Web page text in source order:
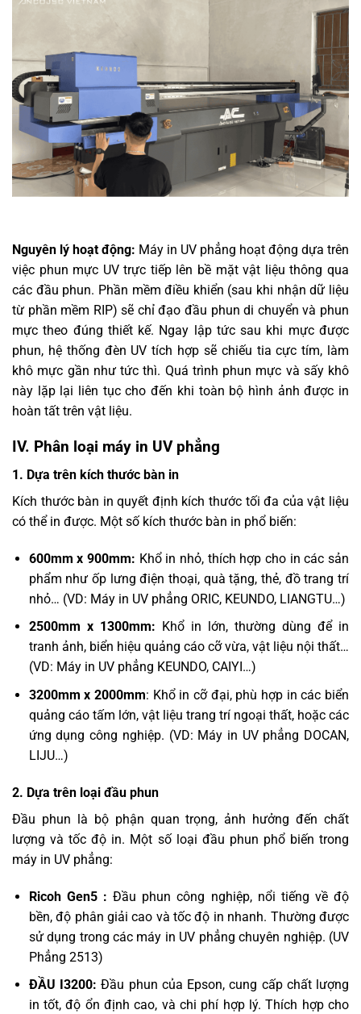
Nguyên lý hoạt động: Máy in UV phẳng hoạt động dựa trên
việc phun mực UV trực tiếp lên bề mặt vật liệu thông qua
các đầu phun. Phần mềm điều khiển (sau khi nhận dữ liệu
từ phần mềm RIP) sẽ chỉ đạo đầu phun di chuyển và phun
mực theo đúng thiết kế. Ngay lập tức sau khi mực được
phun, hệ thống đèn UV tích hợp sẽ chiếu tia cực tím, làm
khô mực gần như tức thì. Quá trình phun mực và sấy khô
này lặp lại liên tục cho đến khi toàn bộ hình ảnh được in
hoàn tất trên vật liệu.
IV. Phân loại máy in UV phẳng
1. Dựa trên kích thước bàn in
Kích thước bàn in quyết định kích thước tối đa của vật liệu
có thể in được. Một số kích thước bàn in phổ biến:
600mm x 900mm: Khổ in nhỏ, thích hợp cho in các sản
phẩm như ốp lưng điện thoại, quà tặng, thẻ, đồ trang trí
nhỏ… (VD: Máy in UV phẳng ORIC, KEUNDO, LIANGTU…)
2500mm x 1300mm: Khổ in lớn, thường dùng để in
tranh ảnh, biển hiệu quảng cáo cỡ vừa, vật liệu nội thất…
(VD: Máy in UV phẳng KEUNDO, CAIYI…)
3200mm x 2000mm: Khổ in cỡ đại, phù hợp in các biển
quảng cáo tấm lớn, vật liệu trang trí ngoại thất, hoặc các
ứng dụng công nghiệp. (VD: Máy in UV phẳng DOCAN,
LIJU…)
2. Dựa trên loại đầu phun
Đầu phun là bộ phận quan trọng, ảnh hưởng đến chất
lượng và tốc độ in. Một số loại đầu phun phổ biến trong
máy in UV phẳng:
Ricoh Gen5 : Đầu phun công nghiệp, nổi tiếng về độ
bền, độ phân giải cao và tốc độ in nhanh. Thường được
sử dụng trong các máy in UV phẳng chuyên nghiệp. (UV
Phẳng 2513)
ĐẦU I3200: Đầu phun của Epson, cung cấp chất lượng
in tốt, độ ổn định cao, và chi phí hợp lý. Thích hợp cho